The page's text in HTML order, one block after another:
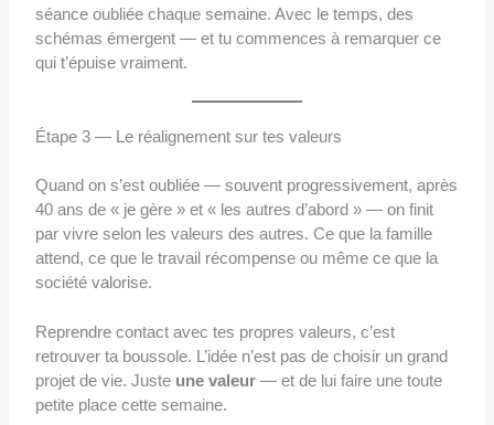
séance oubliée chaque semaine. Avec le temps, des
schémas émergent — et tu commences à remarquer ce
qui t’épuise vraiment.
Étape 3 — Le réalignement sur tes valeurs
Quand on s’est oubliée — souvent progressivement, après
40 ans de « je gère » et « les autres d’abord » — on finit
par vivre selon les valeurs des autres. Ce que la famille
attend, ce que le travail récompense ou même ce que la
société valorise.
Reprendre contact avec tes propres valeurs, c’est
retrouver ta boussole. L’idée n’est pas de choisir un grand
projet de vie. Juste une valeur— et de lui faire une toute
petite place cette semaine.